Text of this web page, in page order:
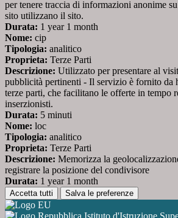
per tenere traccia di informazioni anonime
sito utilizzano il sito.
Durata: 1 year 1 month
Nome: cip
Tipologia: analitico
Proprieta: Terze Parti
Descrizione: Utilizzato per presentare al
pubblicità pertinenti - Il servizio è fornito da
terze parti, che facilitano le offerte in tempo
inserzionisti.
Durata: 5 minuti
Nome: loc
Tipologia: analitico
Proprieta: Terze Parti
Descrizione: Memorizza la
registrare la posizione del condivisore
Durata: 1 year 1 month
Accetta tutti Salva le preferenze